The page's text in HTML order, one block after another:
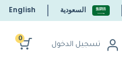
السعودية English
تسجيل الدخول
0